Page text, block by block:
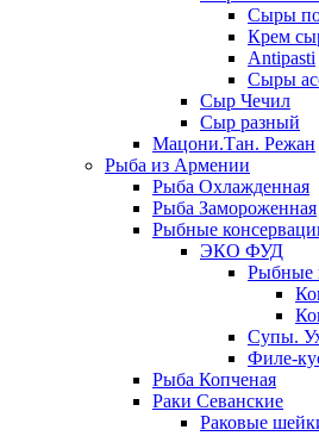
Сыры
Крем
Antipasti
Сыры
Сыр Чечил
Сыр разный
Мацони.Тан. Режан
Рыба из Армении
Рыба Охлажденная
Рыба Замороженная
Рыбные
ЭКО ФУД
Рыбные
Супы.
Филе-
Рыба Копченая
Раки Севанские
Раковые